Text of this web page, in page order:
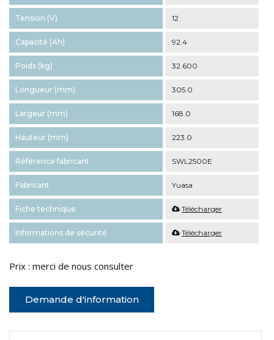
Tension (V) 12
Capacité (Ah) 92.4
Poids (kg) 32.600
Longueur (mm) 305.0
Largeur (mm) 168.0
Hauteur (mm) 223.0
Référence fabricant SWL2500E
Fabricant Yuasa
Fiche technique Télécharger
Informations de sécurité Télécharger
Prix : merci de nous consulter
Demande d'information